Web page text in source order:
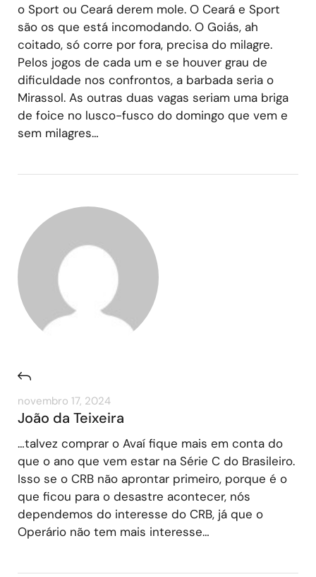
o Sport ou Ceará derem mole. O Ceará e Sport
são os que está incomodando. O Goiás, ah
coitado, só corre por fora, precisa do milagre.
Pelos jogos de cada um e se houver grau de
dificuldade nos confrontos, a barbada seria o
Mirassol. As outras duas vagas seriam uma briga
de foice no lusco-fusco do domingo que vem e
sem milagres…
novembro 17, 2024
João da Teixeira
…talvez comprar o Avaí fique mais em conta do
que o ano que vem estar na Série C do Brasileiro.
Isso se o CRB não aprontar primeiro, porque é o
que ficou para o desastre acontecer, nós
dependemos do interesse do CRB, já que o
Operário não tem mais interesse…